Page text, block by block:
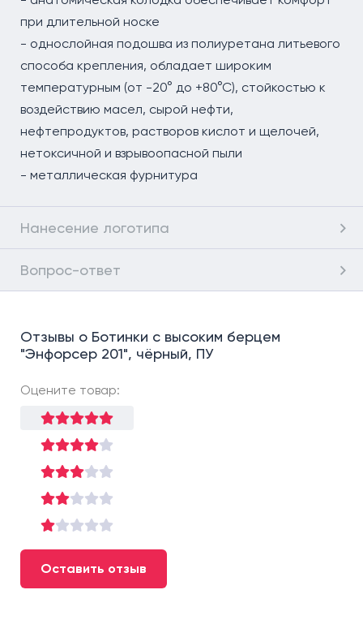
при длительной носке
- однослойная подошва из полиуретана литьевого
способа крепления, обладает широким
температурным (от -20° до +80°С), стойкостью к
воздействию масел, сырой нефти,
нефтепродуктов, растворов кислот и щелочей,
нетоксичной и взрывоопасной пыли
- металлическая фурнитура
Нанесение логотипа
Вопрос-ответ
Отзывы о Ботинки с высоким берцем
"Энфорсер 201", чёрный, ПУ
Оцените товар:
Оставить отзыв